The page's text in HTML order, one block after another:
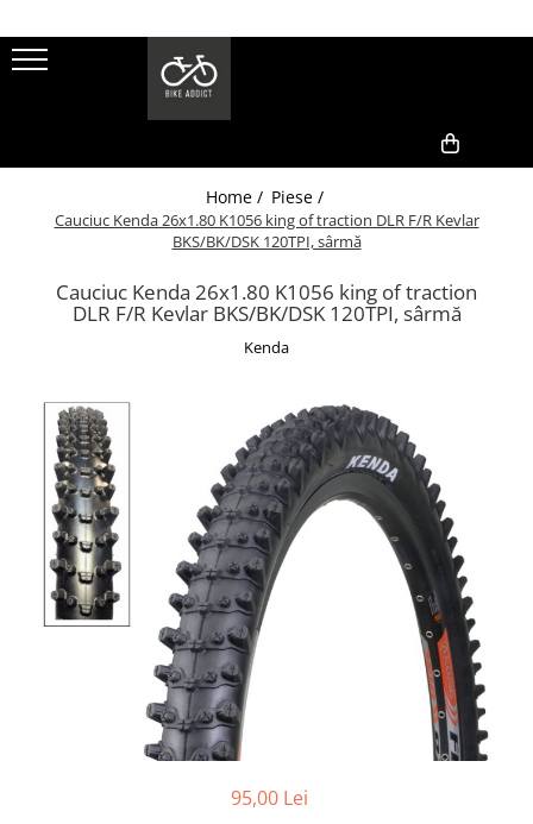
Biciclete COPII
Angrenaje pedaliere
Anvelope
Pedale
Pedale Spd
Pinioane
Placute Frana
Saboti de frana
Schimbatoare viteze
Aparatori noroi
Genti/Borsete cadru
Kilometraje , ceasuri , GPS
Reflectorizante
Scaune Copii
Portbagaje
Casti
Casti COPII
Ochelari
1 2
Home / Piese /
Cauciuc Kenda 26x1.80 K1056 king of traction DLR F/R Kevlar
BKS/BK/DSK 120TPI, sârmă
Cauciuc Kenda 26x1.80 K1056 king of traction
DLR F/R Kevlar BKS/BK/DSK 120TPI, sârmă
Kenda
95,00 Lei